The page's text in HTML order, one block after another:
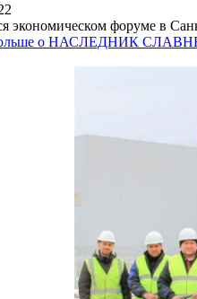
экономическом форуме в
о НАСЛЕДНИК